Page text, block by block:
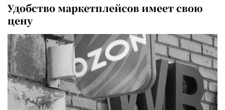
Удобство маркетплейсов имеет свою
цену